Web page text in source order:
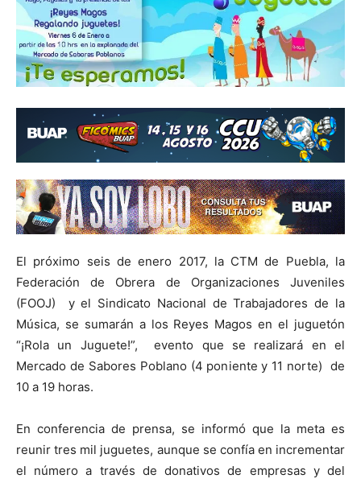
El próximo seis de enero 2017, la CTM de Puebla, la
Federación de Obrera de Organizaciones Juveniles
(FOOJ) y el Sindicato Nacional de Trabajadores de la
Música, se sumarán a los Reyes Magos en el juguetón
“¡Rola un Juguete!”, evento que se realizará en el
Mercado de Sabores Poblano (4 poniente y 11 norte) de
10 a 19 horas.
En conferencia de prensa, se informó que la meta es
reunir tres mil juguetes, aunque se confía en incrementar
el número a través de donativos de empresas y del